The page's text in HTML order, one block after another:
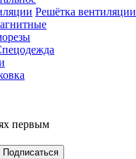
Решётка вентиляции
первым